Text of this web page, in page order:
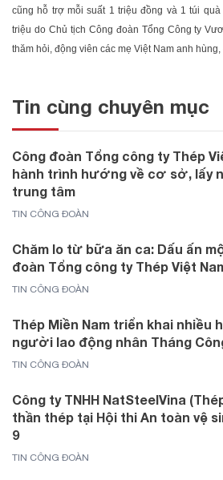
cũng hỗ trợ mỗi suất 1 triệu đồng và 1 túi
triệu do Chủ tịch Công đoàn Tổng Công ty
thăm hỏi, động viên các mẹ Việt Nam anh
Tin cùng chuyên mục
Công đoàn Tổng công ty Thép
hành trình hướng về cơ sở, lấy
trung tâm
TIN CÔNG ĐOÀN
Chăm lo từ bữa ăn ca: Dấu ấn
đoàn Tổng công ty Thép Việt
TIN CÔNG ĐOÀN
Thép Miền Nam triển khai nhiều
người lao động nhân Tháng
TIN CÔNG ĐOÀN
Công ty TNHH NatSteelVina
thần thép tại Hội thi An toàn vệ
9
TIN CÔNG ĐOÀN